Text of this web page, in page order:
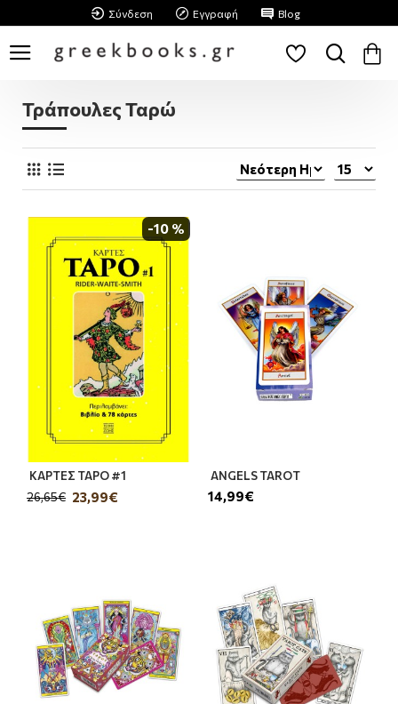
Σύνδεση Εγγραφή Blog
Τράπουλες Ταρώ
-10 %
ΚΑΡΤΕΣ ΤΑΡΟ #1
23,99€
26,65€
ANGELS TAROT
14,99€